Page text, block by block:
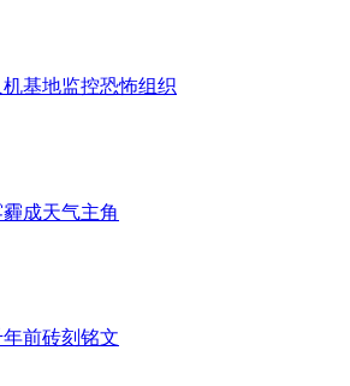
基地监控恐怖组织
成天气主角
前砖刻铭文